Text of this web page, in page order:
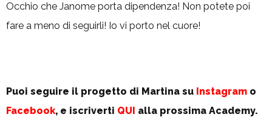
Occhio che Janome porta dipendenza! Non potete poi
fare a meno di seguirli! Io vi porto nel cuore!
Puoi seguire il progetto di Martina su Instagram o
Facebook, e iscriverti QUI alla prossima Academy.